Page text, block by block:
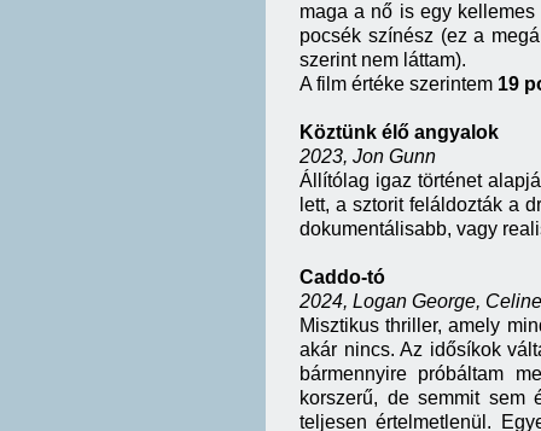
maga a nő is egy
pocsék színész (ez a
szerint nem láttam).
A film értéke szerintem 19
Köztünk élő angyalok
2023, Jon Gunn
Állítólag igaz történet
lett, a sztorit feláldozták a
dokumentálisabb, vagy
Caddo-tó
2024, Logan George,
Misztikus thriller, amely
akár nincs. Az idősíkok
bármennyire próbáltam
korszerű, de semmit sem
teljesen értelmetlenül.